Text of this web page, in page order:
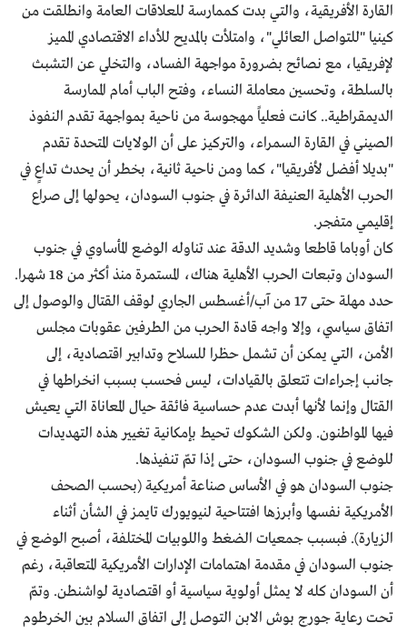
القارة الأفريقية، والتي بدت كممارسة للعلاقات العامة وانطلقت من
كينيا "للتواصل العائلي"، وامتلأت بالمديح للأداء الاقتصادي المميز
لإفريقيا، مع نصائح بضرورة مواجهة الفساد، والتخلي عن التشبث
بالسلطة، وتحسين معاملة النساء، وفتح الباب أمام الممارسة
الديمقراطية.. كانت فعلياً مهجوسة من ناحية بمواجهة تقدم النفوذ
الصيني في القارة السمراء، والتركيز على أن الولايات المتحدة تقدم
"بديلا أفضل لأفريقيا"، كما ومن ناحية ثانية، بخطر أن يحدث تداعٍ في
الحرب الأهلية العنيفة الدائرة في جنوب السودان، يحولها إلى صراع
إقليمي متفجر.
كان أوباما قاطعا وشديد الدقة عند تناوله الوضع المأساوي في جنوب
السودان وتبعات الحرب الأهلية هناك، المستمرة منذ أكثر من 18 شهرا.
حدد مهلة حتى 17 من آب/أغسطس الجاري لوقف القتال والوصول إلى
اتفاق سياسي، وإلا واجه قادة الحرب من الطرفين عقوبات مجلس
الأمن، التي يمكن أن تشمل حظرا للسلاح وتدابير اقتصادية، إلى
جانب إجراءات تتعلق بالقيادات، ليس فحسب بسبب انخراطها في
القتال وإنما لأنها أبدت عدم حساسية فائقة حيال المعاناة التي يعيش
فيها المواطنون. ولكن الشكوك تحيط بإمكانية تغيير هذه التهديدات
للوضع في جنوب السودان، حتى إذا تمّ تنفيذها.
جنوب السودان هو في الأساس صناعة أمريكية (بحسب الصحف
الأمريكية نفسها وأبرزها افتتاحية لنيويورك تايمز في الشأن أثناء
الزيارة). فبسبب جمعيات الضغط واللوبيات المختلفة، أصبح الوضع في
جنوب السودان في مقدمة اهتمامات الإدارات الأمريكية المتعاقبة، رغم
أن السودان كله لا يمثل أولوية سياسية أو اقتصادية لواشنطن. وتمّ
تحت رعاية جورج بوش الابن التوصل إلى اتفاق السلام بين الخرطوم